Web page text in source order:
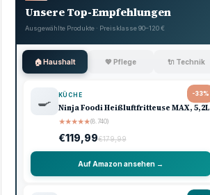
Unsere Top-Empfehlungen
Ausgewählte Produkte · Preisklasse 90–120 €
🏠 Haushalt 💖 Pflege 🔌 Technik
-33%
🍳 KÜCHE
Ninja Foodi Heißluftfritteuse MAX, 5,2L
★★★★★(8.740)
€119,99€179,99
Auf Amazon ansehen →